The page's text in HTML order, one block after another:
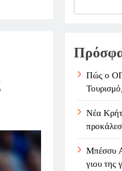
του γιου της για την
Πώς ο
Νέα
Μπέσσυ
γιου της